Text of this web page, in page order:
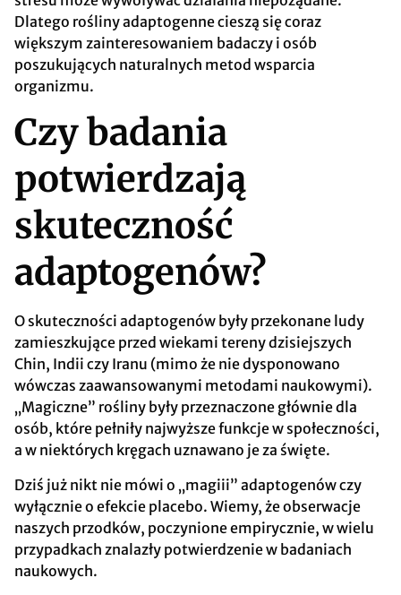
Dlatego rośliny adaptogenne cieszą się coraz
większym zainteresowaniem badaczy i osób
poszukujących naturalnych metod wsparcia
organizmu.
Czy badania
potwierdzają
skuteczność
adaptogenów?
O skuteczności adaptogenów były przekonane ludy
zamieszkujące przed wiekami tereny dzisiejszych
Chin, Indii czy Iranu (mimo że nie dysponowano
wówczas zaawansowanymi metodami naukowymi).
„Magiczne” rośliny były przeznaczone głównie dla
osób, które pełniły najwyższe funkcje w społeczności,
a w niektórych kręgach uznawano je za święte.
Dziś już nikt nie mówi o „magiii” adaptogenów czy
wyłącznie o efekcie placebo. Wiemy, że obserwacje
naszych przodków, poczynione empirycznie, w wielu
przypadkach znalazły potwierdzenie w badaniach
naukowych.